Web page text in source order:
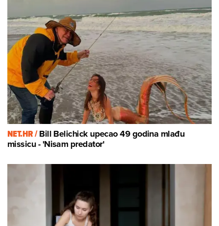
NET.HR /Bill Belichick upecao 49 godina mlađu
missicu - 'Nisam predator'